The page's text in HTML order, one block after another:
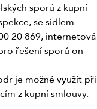
sporů z kupní
se sídlem
20 869, internetová
řešení sporů on-
je možné využít při
z kupní smlouvy.